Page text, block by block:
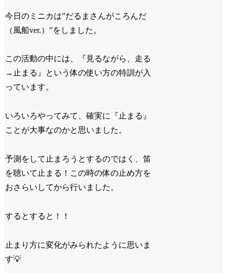
今日のミニカは”だるまさんがころんだ
（風船ver.）”をしました。
この活動の中には、『見るながら、走る
→止まる』という体の使い方の特訓が入
っています。
いろいろやってみて、確実に『止まる』
ことが大事なのかと思いました。
予測をして止まろうとするのではく、笛
を聴いて止まる！この時の体の止め方を
おさらいしてから行いました。
するとすると！！
止まり方に変化がみられたように思いま
す💡